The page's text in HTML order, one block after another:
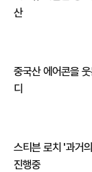
산
중국산 에어콘을
디
스티븐 로치 '과거
진행중